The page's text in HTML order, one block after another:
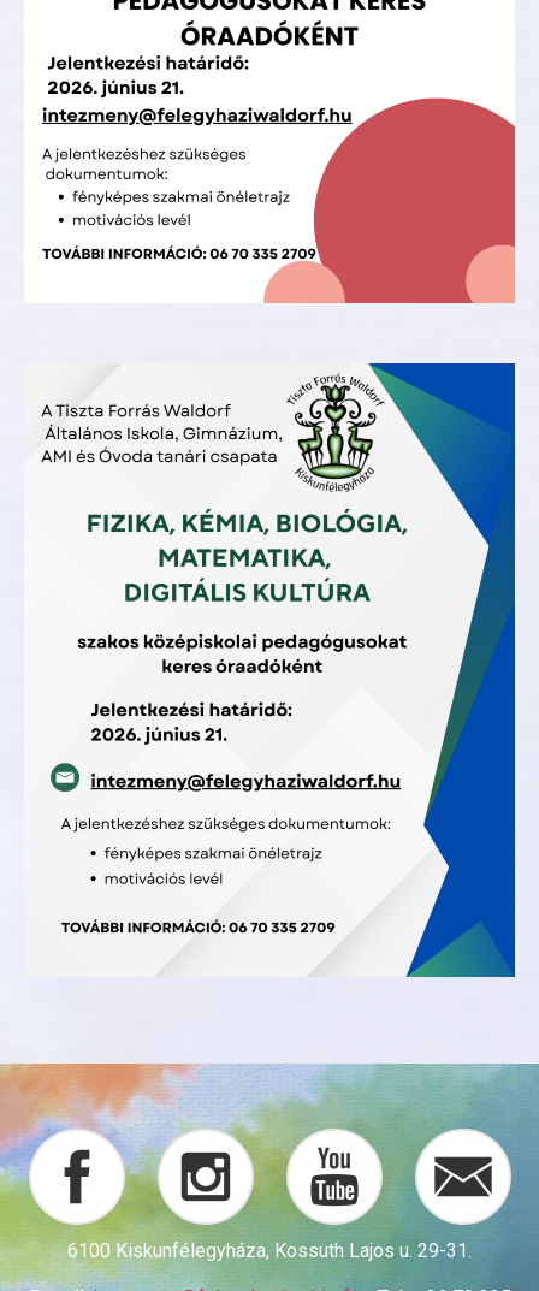
6100 Kiskunfélegyháza, Kossuth Lajos u. 29-31.